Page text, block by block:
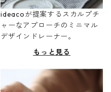
ideacoが提案するスカルプチ
ャーなアプローチのミニマル
デザインドレーナー。
もっと見る